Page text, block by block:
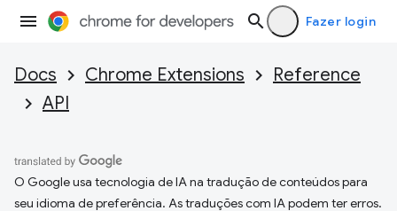
Fazer login
Docs Chrome Extensions
Reference
API
O Google usa tecnologia de IA na tradução de conteúdos para
seu idioma de preferência. As traduções com IA podem ter erros.